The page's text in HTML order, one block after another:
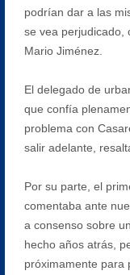
podrían dar a las
se vea perjudicado,
Mario Jiménez.
El delegado de
que confía
problema con
salir adelante,
Por su parte, el
comentaba ante
a consenso sobre
hecho años atrás,
próximamente para